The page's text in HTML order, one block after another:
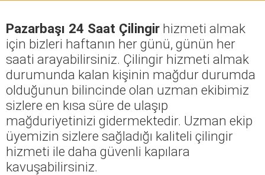
Pazarbaşı 24 Saat Çilingir hizmeti almak
için bizleri haftanın her günü, günün her
saati arayabilirsiniz. Çilingir hizmeti almak
durumunda kalan kişinin mağdur durumda
olduğunun bilincinde olan uzman ekibimiz
sizlere en kısa süre de ulaşıp
mağduriyetinizi gidermektedir. Uzman ekip
üyemizin sizlere sağladığı kaliteli çilingir
hizmeti ile daha güvenli kapılara
kavuşabilirsiniz.